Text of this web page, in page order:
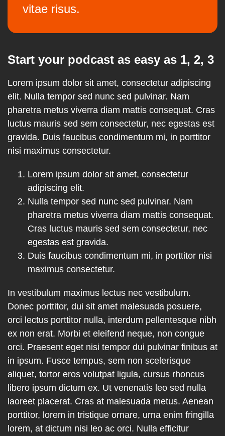
vitae risus.
Start your podcast as easy as 1, 2, 3
Lorem ipsum dolor sit amet, consectetur adipiscing
elit. Nulla tempor sed nunc sed pulvinar. Nam
pharetra metus viverra diam mattis consequat. Cras
luctus mauris sed sem consectetur, nec egestas est
gravida. Duis faucibus condimentum mi, in porttitor
nisi maximus consectetur.
Lorem ipsum dolor sit amet, consectetur
adipiscing elit.
Nulla tempor sed nunc sed pulvinar. Nam
pharetra metus viverra diam mattis consequat.
Cras luctus mauris sed sem consectetur, nec
egestas est gravida.
Duis faucibus condimentum mi, in porttitor nisi
maximus consectetur.
In vestibulum maximus lectus nec vestibulum.
Donec porttitor, dui sit amet malesuada posuere,
orci lectus porttitor nulla, interdum pellentesque nibh
ex non erat. Morbi et eleifend neque, non congue
orci. Praesent eget nisi tempor dui pulvinar finibus at
in ipsum. Fusce tempus, sem non scelerisque
aliquet, tortor eros volutpat ligula, cursus rhoncus
libero ipsum dictum ex. Ut venenatis leo sed nulla
laoreet placerat. Cras at malesuada metus. Aenean
porttitor, lorem in tristique ornare, urna enim fringilla
lorem, at dictum nisi leo ac orci. Nulla efficitur